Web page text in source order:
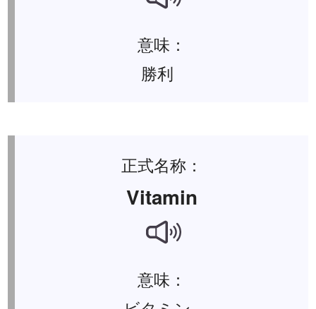
意味：
勝利
正式名称：
Vitamin
意味：